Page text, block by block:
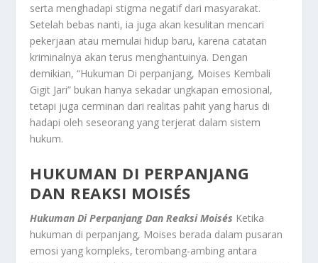
serta menghadapi stigma negatif dari masyarakat.
Setelah bebas nanti, ia juga akan kesulitan mencari
pekerjaan atau memulai hidup baru, karena catatan
kriminalnya akan terus menghantuinya. Dengan
demikian, “Hukuman Di perpanjang, Moises Kembali
Gigit Jari” bukan hanya sekadar ungkapan emosional,
tetapi juga cerminan dari realitas pahit yang harus di
hadapi oleh seseorang yang terjerat dalam sistem
hukum.
HUKUMAN DI PERPANJANG
DAN REAKSI MOISÉS
Hukuman Di Perpanjang Dan Reaksi Moisés Ketika
hukuman di perpanjang, Moises berada dalam pusaran
emosi yang kompleks, terombang-ambing antara